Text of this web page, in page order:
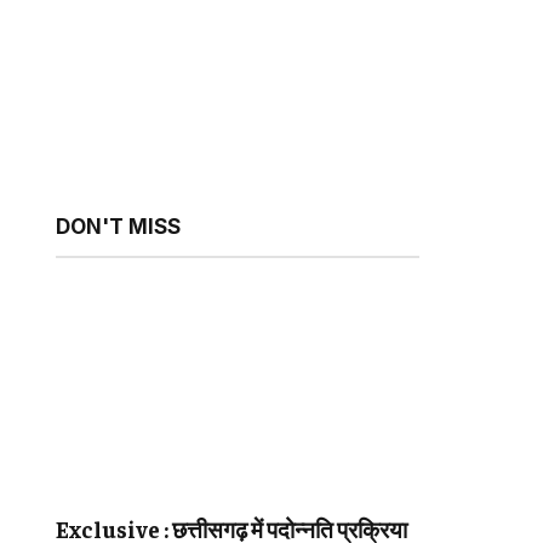
DON'T MISS
Exclusive : छत्तीसगढ़ में पदोन्नति प्रक्रिया